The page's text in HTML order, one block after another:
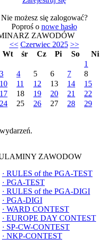
Nie możesz się zalogować?
Poproś o nowe hasło
ZAWODÓW
<< Czerwiec 2025 >>
Wt śr Cz Pi So
Ni
1
3 4 5 6 7
8
10 11 12 13 14
15
17 18 19 20 21
22
24 25 26 27 28
29
ZAWODOW
· RULES of the PGA-TEST
· PGA-TEST
· RULES of the PGA-DIGI
· PGA-DIGI
· WARD CONTEST
· EUROPE DAY CONTEST
· SP-CW-CONTEST
· NKP-CONTEST